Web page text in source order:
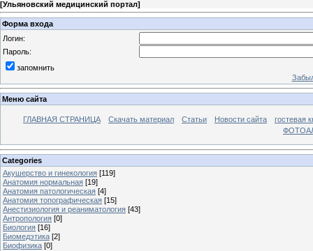
[Ульяновский медицинский портал]
Форма входа
Логин:
Пароль:
запомнить
Меню сайта
ГЛАВНАЯ СТРАНИЦА Скачать материал Статьи Новости сайта
гостевая
Categories
Акушерство и гинекология [119]
Анатомия нормальная [19]
Анатомия патологическая [4]
Анатомия топографическая [15]
Анестизиология и реаниматология [43]
Антропология [0]
Биология [16]
Биомедэтика [2]
Биофизика [0]